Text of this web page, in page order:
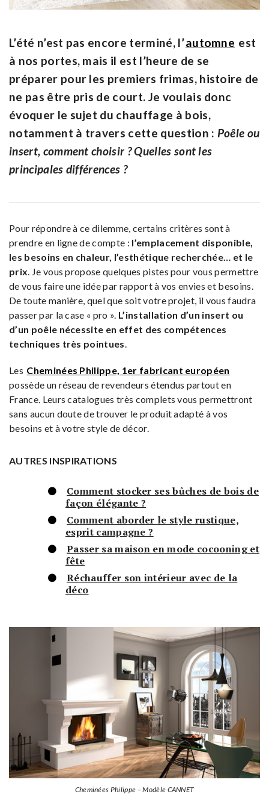
L’été n’est pas encore terminé, l’automne est
à nos portes, mais il est l’heure de se
préparer pour les premiers frimas, histoire de
ne pas être pris de court. Je voulais donc
évoquer le sujet du chauffage à bois,
notamment à travers cette question : Poêle ou
insert, comment choisir ? Quelles sont les
principales différences ?
Pour répondre à ce dilemme, certains critères sont à
prendre en ligne de compte : l’emplacement disponible,
les besoins en chaleur, l’esthétique recherchée… et le
prix. Je vous propose quelques pistes pour vous permettre
de vous faire une idée par rapport à vos envies et besoins.
De toute manière, quel que soit votre projet, il vous faudra
passer par la case « pro ». L’installation d’un insert ou
d’un poêle nécessite en effet des compétences
techniques très pointues.
Les Cheminées Philippe, 1er fabricant européen
possède un réseau de revendeurs étendus partout en
France. Leurs catalogues très complets vous permettront
sans aucun doute de trouver le produit adapté à vos
besoins et à votre style de décor.
AUTRES INSPIRATIONS
Comment stocker ses bûches de bois de
façon élégante ?
Comment aborder le style rustique,
esprit campagne ?
Passer sa maison en mode cocooning et
fête
Réchauffer son intérieur avec de la
déco
Cheminées Philippe – Modèle CANNET